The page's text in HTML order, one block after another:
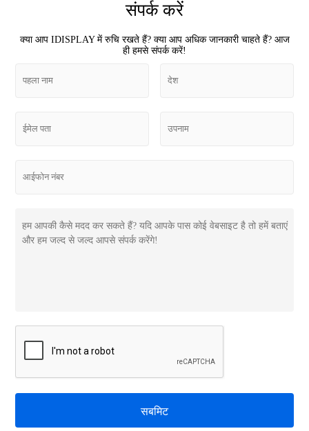
संपर्क करें
क्या आप IDISPLAY में रुचि रखते हैं? क्या आप अधिक जानकारी चाहते हैं? आज
ही हमसे संपर्क करें!
सबमिट